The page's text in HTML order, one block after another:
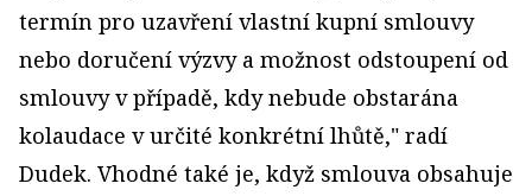
termín pro uzavření vlastní kupní smlouvy
nebo doručení výzvy a možnost odstoupení od
smlouvy v případě, kdy nebude obstarána
kolaudace v určité konkrétní lhůtě," radí
Dudek. Vhodné také je, když smlouva obsahuje